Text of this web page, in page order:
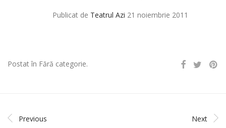
Publicat de Teatrul Azi 21 noiembrie 2011
Postat în Fără categorie.
Previous Next